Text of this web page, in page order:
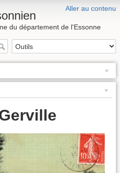
Aller au contenu
du département de l'Essonne